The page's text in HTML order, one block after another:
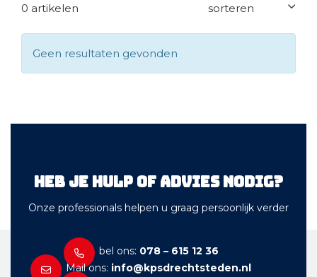
0 artikelen
Geen resultaten gevonden
Heb je hulp of advies nodig?
Onze professionals helpen u graag persoonlijk verder
bel ons: 078 – 615 12 36
Mail ons: info@kpsdrechtsteden.nl